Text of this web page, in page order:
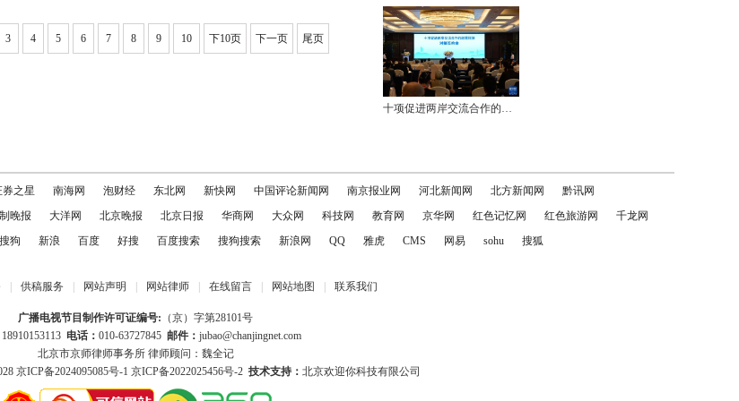
十项促进两岸交流合作的政策措施对接签约会举行
3 4 5 6 7 8 9 10 下10页 下一页 尾页
券之星 南海网 泡财经 东北网 新快网 中国评论新闻网 南京报业网 河北新闻网 北方新闻网
黔讯网
晚报 大洋网 北京晚报 北京日报 华商网 大众网 科技网 教育网 京华网 红色记忆网 红色旅游网
千龙网
搜狗 新浪 百度 好搜 百度搜索 搜狗搜索 新浪网 QQ 雅虎 CMS 网易 sohu 搜狐
供稿服务 网站声明 网站律师 在线留言 网站地图 联系我们
广播电视节目制作许可证编号: （京）字第28101号
18910153113 电话： 010-63727845 邮件： jubao@chanjingnet.com
北京市京师律师事务所 律师顾问：魏全记
京ICP备2024095085号-1 京ICP备2022025456号-2 技术支持： 北京欢迎你科技有限公司